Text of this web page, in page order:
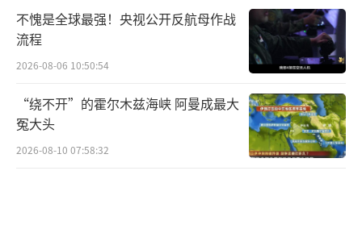
不愧是全球最强！央视公开反航母作战
流程
2026-08-06 10:50:54
“绕不开”的霍尔木兹海峡 阿曼成最大
冤大头
2026-08-10 07:58:32